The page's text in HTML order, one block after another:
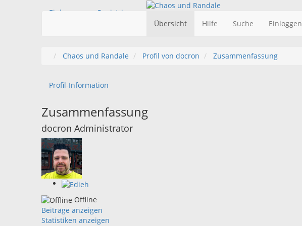
Einloggen Registrieren
Übersicht Hilfe Suche Einloggen
Chaos und Randale Profil von docron Zusammenfassung
Profil-Information
Zusammenfassung
docronAdministrator
Offline
Beiträge anzeigen
Statistiken anzeigen